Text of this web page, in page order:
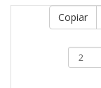
Copiar